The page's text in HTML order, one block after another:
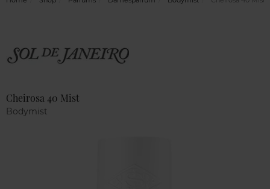
Cheirosa 40 Mist
Bodymist